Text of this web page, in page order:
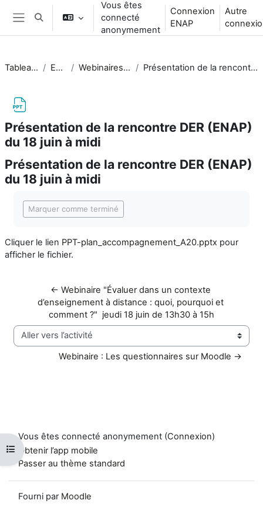
Passer au contenu principal
Panneau latéral
Activer/désactiver la saisie de recherche
Vous êtes
connecté
anonymement
Connexion
ENAP
Autre
Ouvrir l’index du cours
Tableau de bord ENS_FAD Webinaires de soutien FAD Présentation de la rencontre DER (ENAP) du 18 juin à midi
Présentation de la rencontre DER (ENAP)
du 18 juin à midi
Présentation de la rencontre DER (ENAP)
du 18 juin à midi
Marquer comme terminé
Cliquer le lien PPT-plan_accompagnement_A20.pptx pour
afficher le fichier.
← Webinaire "Évaluer dans un contexte
d’enseignement à distance : quoi, pourquoi et
comment ?"  jeudi 18 juin de 13h30 à 15h
Aller vers l’activité
Webinaire : Les questionnaires sur Moodle →
Vous êtes connecté anonymement (Connexion)
Obtenir l’app mobile
Passer au thème standard
Fourni par Moodle